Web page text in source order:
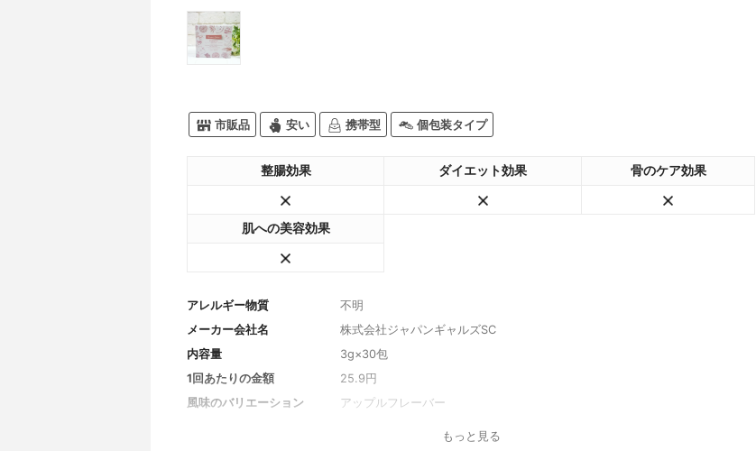
市販品 安い 携帯型 個包装タイプ
整腸効果 ダイエット効果 骨のケア効果
肌への美容効果
アレルギー物質
不明
メーカー会社名
株式会社ジャパンギャルズSC
内容量
3g×30包
1回あたりの金額
25.9円
風味のバリエーション
アップルフレーバー
もっと見る